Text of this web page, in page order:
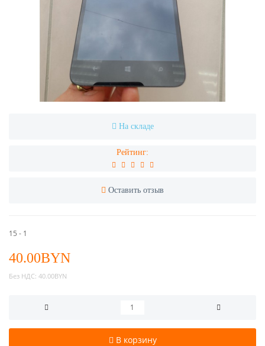
На складе
Рейтинг:
Оставить отзыв
15 - 1
40.00BYN
Без НДС: 40.00BYN
В корзину